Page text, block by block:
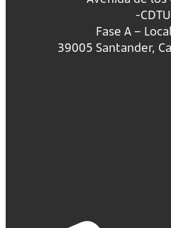
-
Fase A –
39005 Santander,